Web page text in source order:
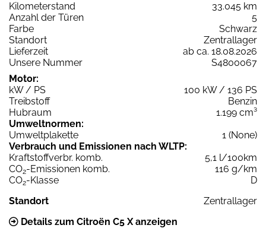
Kilometerstand
33.045 km
Anzahl der Türen
5
Farbe
Schwarz
Standort
Zentrallager
Lieferzeit
ab ca. 18.08.2026
Unsere Nummer
S4800067
Motor:
kW / PS
100 kW / 136 PS
Treibstoff
Benzin
Hubraum
1.199 cm³
Umweltnormen:
Umweltplakette
1 (None)
Verbrauch und Emissionen nach WLTP:
Kraftstoffverbr. komb.
5,1 l/100km
CO2-Emissionen komb.
116 g/km
CO2-Klasse
D
Standort
Zentrallager
Details zum Citroën C5 X anzeigen